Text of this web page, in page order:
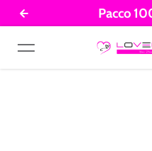
Salta al contenuto Pacco